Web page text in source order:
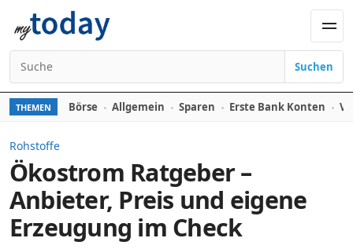
Zum Inhalt springen
Suchen nach:
Suchen
THEMEN Börse Allgemein Sparen Erste Bank Konten
Rohstoffe
Ökostrom Ratgeber –
Anbieter, Preis und eigene
Erzeugung im Check